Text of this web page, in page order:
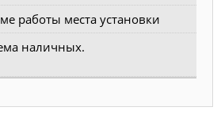
работы места установки
наличных.